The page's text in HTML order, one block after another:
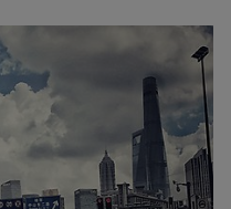
for Electric
öppnas i nytt fönster.